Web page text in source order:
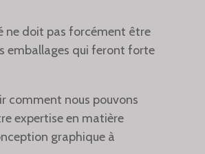
ne doit pas forcément être
emballages qui feront forte
comment nous pouvons
expertise en matière
graphique à